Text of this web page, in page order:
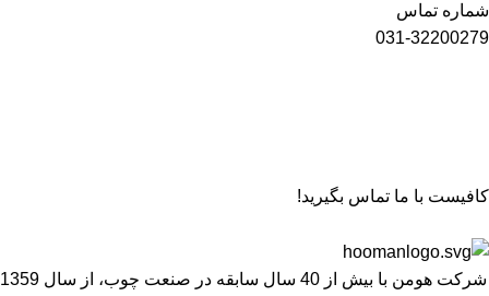
شماره تماس
031-32200279
کافیست با ما تماس بگیرید!
شرکت هومن با بیش از 40 سال سابقه در صنعت چوب، از سال 1359